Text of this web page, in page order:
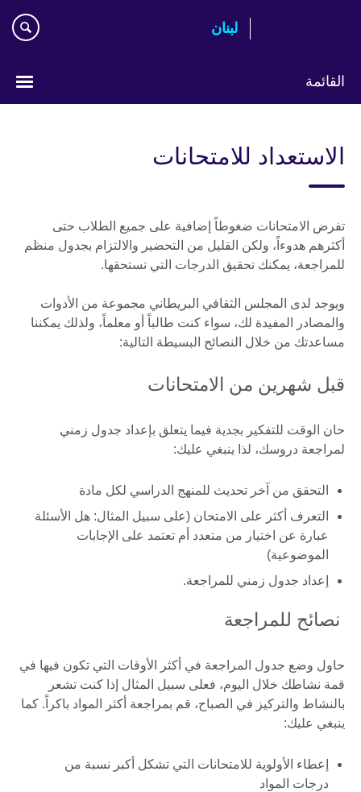
لبنان
القائمة
language
الاستعداد للامتحانات
تفرض الامتحانات ضغوطاً إضافية على جميع الطلاب حتى
أكثرهم هدوءاً، ولكن القليل من التحضير والالتزام بجدول منظم
للمراجعة، يمكنك تحقيق الدرجات التي تستحقها.
ويوجد لدى المجلس الثقافي البريطاني مجموعة من الأدوات
والمصادر المفيدة لك، سواء كنت طالباً أو معلماً، ولذلك يمكننا
مساعدتك من خلال النصائح البسيطة التالية:
قبل شهرين من الامتحانات
حان الوقت للتفكير بجدية فيما يتعلق بإعداد جدول زمني
لمراجعة دروسك، لذا ينبغي عليك:
التحقق من آخر تحديث للمنهج الدراسي لكل مادة
التعرف أكثر على الامتحان (على سبيل المثال: هل الأسئلة
عبارة عن اختيار من متعدد أم تعتمد على الإجابات
الموضوعية)
إعداد جدول زمني للمراجعة.
نصائح للمراجعة
حاول وضع جدول المراجعة في أكثر الأوقات التي تكون فيها في
قمة نشاطك خلال اليوم، فعلى سبيل المثال إذا كنت تشعر
بالنشاط والتركيز في الصباح، قم بمراجعة أكثر المواد باكراً. كما
ينبغي عليك:
إعطاء الأولوية للامتحانات التي تشكل أكبر نسبة من
درجات المواد